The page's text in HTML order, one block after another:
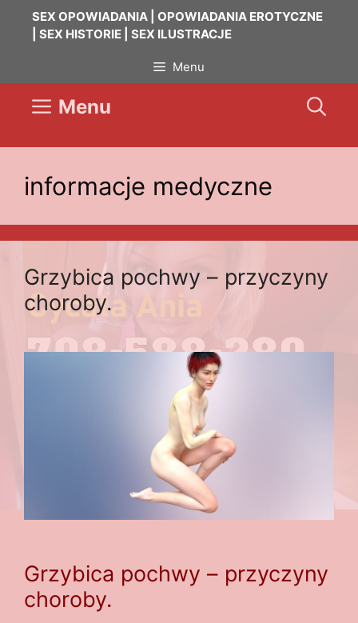
PrzejdźSEX OPOWIADANIA | OPOWIADANIA EROTYCZNE
| SEX HISTORIE | SEX ILUSTRACJE
Menu
Menu
informacje medyczne
Grzybica pochwy – przyczyny
choroby.
Grzybica pochwy – przyczyny
choroby.